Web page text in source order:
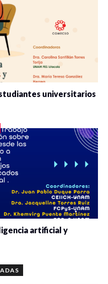
universitarios
artificial y